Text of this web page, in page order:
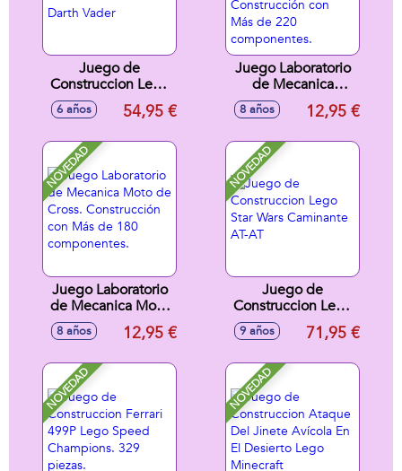
Juego de
Construccion Lego
Star Wars Busto de
Darth Vader
6 años 54,95 €
Juego Laboratorio
de Mecanica
Helicóptero De
Rescate.
Más de 220
componentes.
8 años 12,95 €
NOVEDAD
Juego Laboratorio
de Mecanica Moto
de Cross.
Construcción con
componentes.
8 años 12,95 €
NOVEDAD
Juego de
Construccion Lego
Star Wars
Caminante AT-AT
9 años 71,95 €
NOVEDAD NOVEDAD